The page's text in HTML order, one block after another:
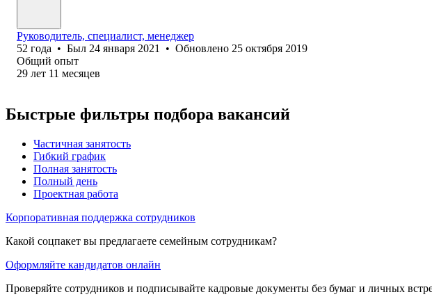
Руководитель, специалист, менеджер
52 года • Был 24 января 2021 • Обновлено 25 октября 2019
Общий опыт
29 лет 11 месяцев
Быстрые фильтры подбора вакансий
Частичная занятость
Гибкий график
Полная занятость
Полный день
Проектная работа
Корпоративная поддержка сотрудников
Какой соцпакет вы предлагаете семейным сотрудникам?
Оформляйте кандидатов онлайн
Проверяйте сотрудников и подписывайте кадровые документы без бумаг и личных